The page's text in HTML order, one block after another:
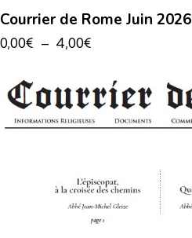
Courrier de Rome Juin 2026
0,00€ – 4,00€